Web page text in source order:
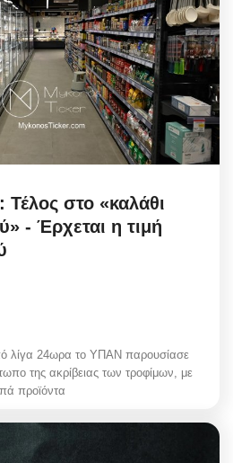
στο «καλάθι
- Έρχεται η τιμή
λίγα 24ωρα το ΥΠΑΝ παρουσίασε
της ακρίβειας των τροφίμων, με
προϊόντα